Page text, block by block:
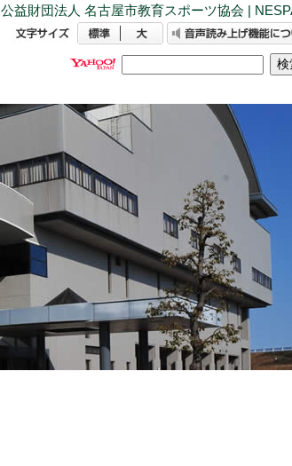
公益財団法人 名古屋市教育スポーツ協会 |